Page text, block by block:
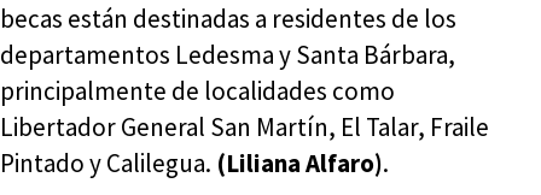
becas están destinadas a residentes de los
departamentos Ledesma y Santa Bárbara,
principalmente de localidades como
Libertador General San Martín, El Talar, Fraile
Pintado y Calilegua. (Liliana Alfaro).